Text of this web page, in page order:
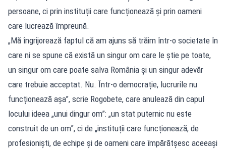
persoane, ci prin instituții care funcționează și prin oameni
care lucrează împreună.
„Mă îngrijorează faptul că am ajuns să trăim într-o societate în
care ni se spune că există un singur om care le știe pe toate,
un singur om care poate salva România și un singur adevăr
care trebuie acceptat. Nu. Într-o democrație, lucrurile nu
funcționează așa”, scrie Rogobete, care anulează din capul
locului ideea „unui dingur om”: „un stat puternic nu este
construit de un om”, ci de „instituții care funcționează, de
profesioniști, de echipe și de oameni care împărătșesc aceeași